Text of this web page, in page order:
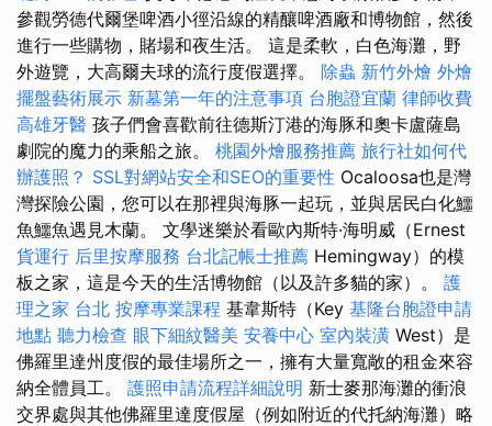
參觀勞德代爾堡啤酒小徑沿線的精釀啤酒廠和博物館，然後
進行一些購物，賭場和夜生活。 這是柔軟，白色海灘，野
外遊覽，大高爾夫球的流行度假選擇。 除蟲 新竹外燴 外燴
擺盤藝術展示 新墓第一年的注意事項 台胞證宜蘭 律師收費
高雄牙醫 孩子們會喜歡前往德斯汀港的海豚和奧卡盧薩島
劇院的魔力的乘船之旅。 桃園外燴服務推薦 旅行社如何代
辦護照？ SSL對網站安全和SEO的重要性 Ocaloosa也是灣
灣探險公園，您可以在那裡與海豚一起玩，並與居民白化鱷
魚鱷魚遇見木蘭。 文學迷樂於看歐內斯特·海明威（Ernest
貨運行 后里按摩服務 台北記帳士推薦 Hemingway）的模
板之家，這是今天的生活博物館（以及許多貓的家）。 護
理之家 台北 按摩專業課程 基韋斯特（Key 基隆台胞證申請
地點 聽力檢查 眼下細紋醫美 安養中心 室內裝潢 West）是
佛羅里達州度假的最佳場所之一，擁有大量寬敞的租金來容
納全體員工。 護照申請流程詳細說明 新士麥那海灘的衝浪
交界處與其他佛羅里達度假屋（例如附近的代托納海灘）略